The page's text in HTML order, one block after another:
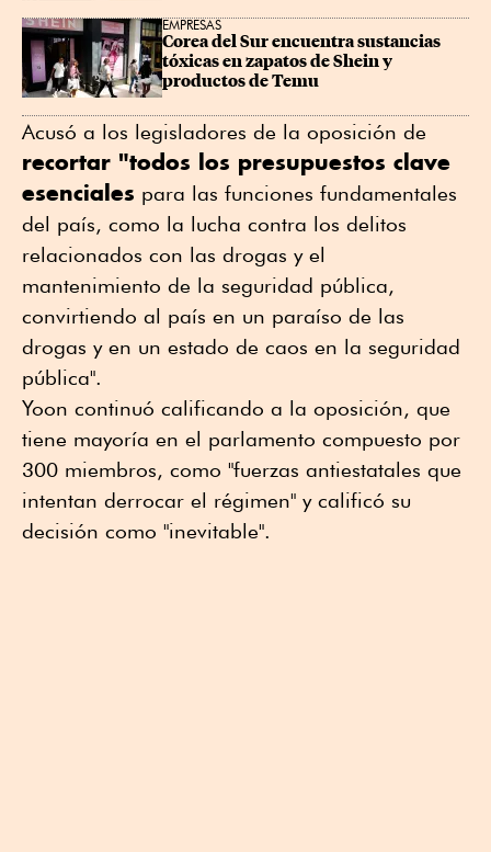
EMPRESAS
Corea del Sur encuentra sustancias
tóxicas en zapatos de Shein y
productos de Temu
Acusó a los legisladores de la oposición de
recortar "todos los presupuestos clave
esenciales para las funciones fundamentales
del país, como la lucha contra los delitos
relacionados con las drogas y el
mantenimiento de la seguridad pública,
convirtiendo al país en un paraíso de las
drogas y en un estado de caos en la seguridad
pública".
Yoon continuó calificando a la oposición, que
tiene mayoría en el parlamento compuesto por
300 miembros, como "fuerzas antiestatales que
intentan derrocar el régimen" y calificó su
decisión como "inevitable".